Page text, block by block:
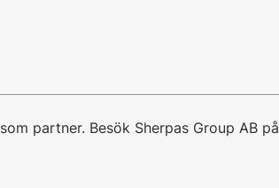
som partner. Besök Sherpas Group AB på